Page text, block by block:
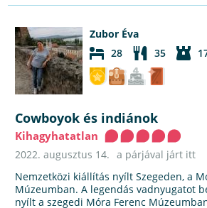
Zubor Éva
28
35
Cowboyok és indiánok
Kihagyhatatlan
2022. augusztus 14. a párjával járt itt
Nemzetközi kiállítás nyílt Szegeden, a
Múzeumban. A legendás vadnyugatot
nyílt a szegedi Móra Ferenc